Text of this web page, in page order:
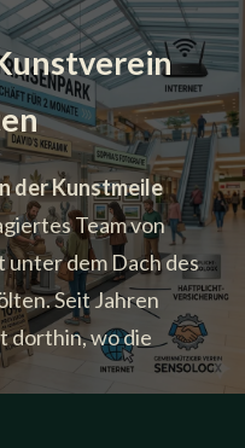
der Kunstmeile
Team von
dem Dach des
Seit Jahren
dorthin, wo die